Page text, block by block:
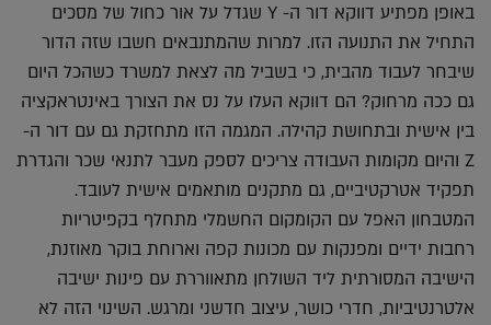
באופן מפתיע דווקא דור ה- Y שגדל על אור כחול של מסכים
התחיל את התנועה הזו. למרות שהמתנבאים חשבו שזה הדור
שיבחר לעבוד מהבית, כי בשביל מה לצאת למשרד כשהכל היום
גם ככה מרחוק? הם דווקא העלו על נס את הצורך באינטראקציה
בין אישית ובתחושת קהילה. המגמה הזו מתחזקת גם עם דור ה-
Z והיום מקומות העבודה צריכים לספק מעבר לתנאי שכר והגדרת
תפקיד אטרקטיביים, גם מתקנים מותאמים אישית לעובד.
המטבחון האפל עם הקומקום החשמלי מתחלף בקפיטריות
רחבות ידיים ומפנקות עם מכונות קפה וארוחת בוקר מאוזנת,
הישיבה המסורתית ליד השולחן מתאווררת עם פינות ישיבה
אלטרנטיביות, חדרי כושר, עיצוב חדשני ומרגש. השינוי הזה לא